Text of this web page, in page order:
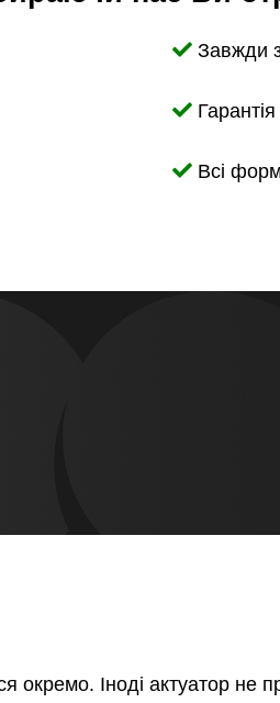
Завжди
Всі
окремо. Іноді актуатор